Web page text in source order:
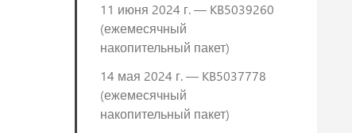
11 июня 2024 г. — KB5039260
(ежемесячный
накопительный пакет)
14 мая 2024 г. — KB5037778
(ежемесячный
накопительный пакет)